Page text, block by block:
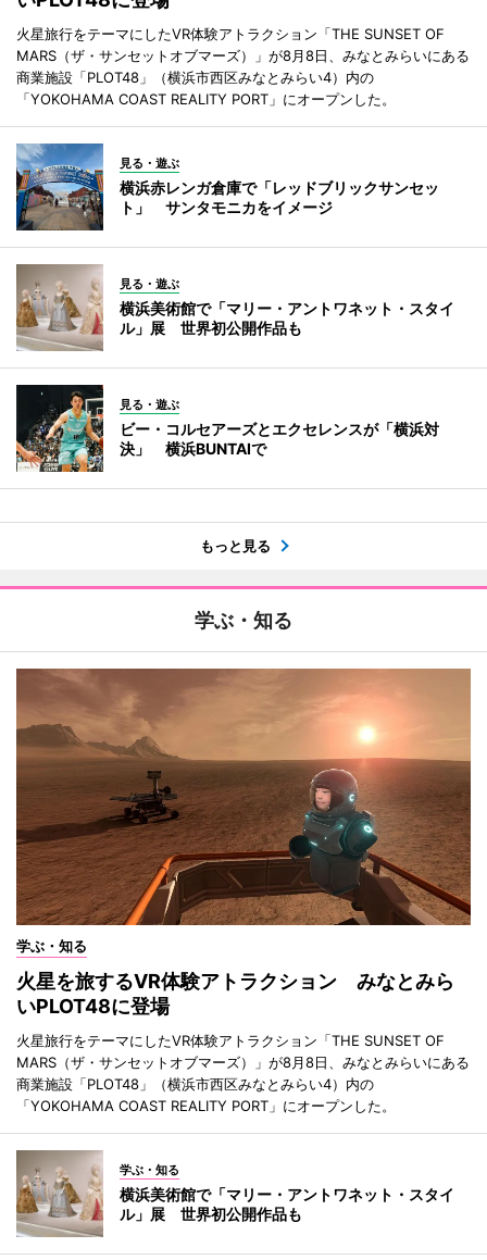
火星旅行をテーマにしたVR体験アトラクション「THE SUNSET OF
MARS（ザ・サンセットオブマーズ）」が8月8日、みなとみらいにある
商業施設「PLOT48」（横浜市西区みなとみらい4）内の
「YOKOHAMA COAST REALITY PORT」にオープンした。
見る・遊ぶ
横浜赤レンガ倉庫で「レッドブリックサンセッ
ト」 サンタモニカをイメージ
見る・遊ぶ
横浜美術館で「マリー・アントワネット・スタイ
ル」展 世界初公開作品も
見る・遊ぶ
ビー・コルセアーズとエクセレンスが「横浜対
決」 横浜BUNTAIで
もっと見る
学ぶ・知る
学ぶ・知る
火星を旅するVR体験アトラクション みなとみら
いPLOT48に登場
火星旅行をテーマにしたVR体験アトラクション「THE SUNSET OF
MARS（ザ・サンセットオブマーズ）」が8月8日、みなとみらいにある
商業施設「PLOT48」（横浜市西区みなとみらい4）内の
「YOKOHAMA COAST REALITY PORT」にオープンした。
学ぶ・知る
横浜美術館で「マリー・アントワネット・スタイ
ル」展 世界初公開作品も